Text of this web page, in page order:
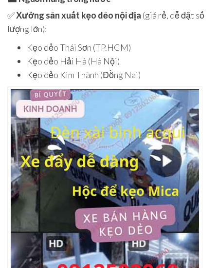
✅Xưởng sản xuất kẹo dẻo nội địa (giá rẻ, dễ đặt số
lượng lớn):
Kẹo dẻo Thái Sơn (TP.HCM)
Kẹo dẻo Hải Hà (Hà Nội)
Kẹo dẻo Kim Thành (Đồng Nai)